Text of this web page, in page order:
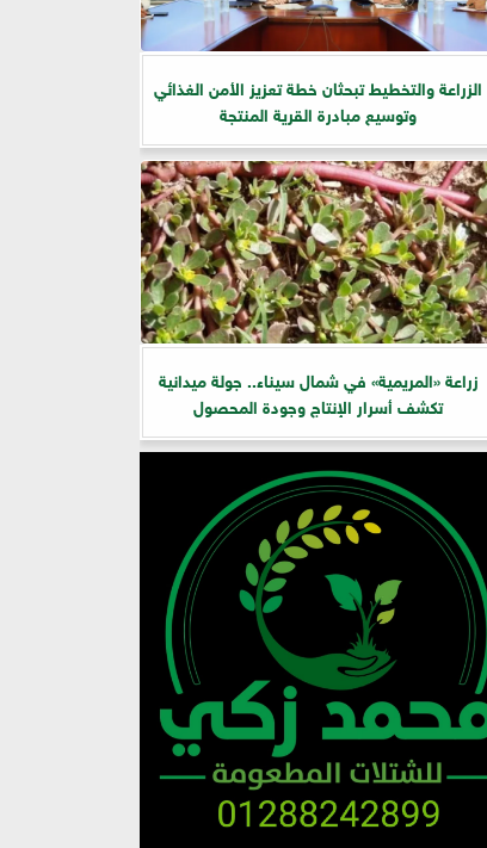
الزراعة والتخطيط تبحثان خطة تعزيز الأمن الغذائي
وتوسيع مبادرة القرية المنتجة
زراعة «المريمية» في شمال سيناء.. جولة ميدانية
تكشف أسرار الإنتاج وجودة المحصول